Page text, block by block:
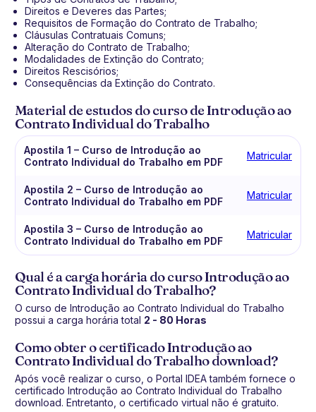
Direitos e Deveres das Partes;
Requisitos de Formação do Contrato de Trabalho;
Cláusulas Contratuais Comuns;
Alteração do Contrato de Trabalho;
Modalidades de Extinção do Contrato;
Direitos Rescisórios;
Consequências da Extinção do Contrato.
Material de estudos do curso de Introdução ao
Contrato Individual do Trabalho
Apostila 1 – Curso de Introdução ao
Contrato Individual do Trabalho em PDF
Matricular
Apostila 2 – Curso de Introdução ao
Contrato Individual do Trabalho em PDF
Matricular
Apostila 3 – Curso de Introdução ao
Contrato Individual do Trabalho em PDF
Matricular
Qual é a carga horária do curso Introdução ao
Contrato Individual do Trabalho?
O curso de Introdução ao Contrato Individual do Trabalho
possui a carga horária total 2 - 80 Horas
Como obter o certificado Introdução ao
Contrato Individual do Trabalho download?
Após você realizar o curso, o Portal IDEA também fornece o
certificado Introdução ao Contrato Individual do Trabalho
download. Entretanto, o certificado virtual não é gratuito.